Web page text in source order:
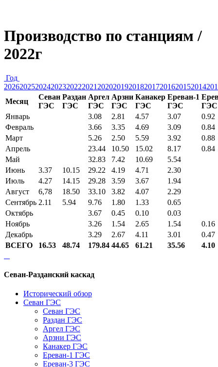
Производство по станциям /
2022г
Год
202620252024202320222021 2020201920182017201620152014
Месяц
Севан
ГЭС
Раздан
ГЭС
Аргел
ГЭС
Арзни
ГЭС
Канакер
ГЭС
Ереван-1
ГЭС
ГЭС
Январь
3.08 2.81 4.57 3.07
0.92
Февраль
3.66 3.35 4.69 3.09
0.84
Март
5.26 2.50 5.59 3.92
0.88
Апрель
23.44 10.50 15.02 8.17
0.84
Май
32.83 7.42 10.69
5.54
Июнь
3.37 10.15 29.22 4.19 4.71
2.30
Июль
4.27 14.15 29.28 3.59 3.67
1.94
Август
6,78 18.50 33.10 3.82 4.07
2.29
Сентябрь 2.11 5.94 9.76 1.80 1.33
0.65
Октябрь
3.67 0.45 0.10
0.03
Ноябрь
3.26 1.54 2.65 1.54
0.16
Декабрь
3.29 2.67 4.11 3.01
0.47
ВСЕГО
16.53 48.74 179.84 44.65 61.21 35.56 4.10
Севан-Разданский каскад
Исторический обзор
Севан ГЭС
Севан ГЭС
Раздан ГЭС
Аргел ГЭС
Арзни ГЭС
Канакер ГЭС
Ереван-1 ГЭС
Ереван-3 ГЭС